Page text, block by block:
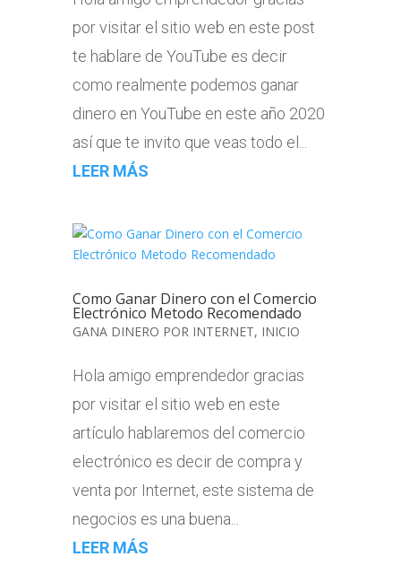
por visitar el sitio web en este post
te hablare de YouTube es decir
como realmente podemos ganar
dinero en YouTube en este año 2020
así que te invito que veas todo el...
LEER MÁS
Como Ganar Dinero con el Comercio
Electrónico Metodo Recomendado
GANA DINERO POR INTERNET, INICIO
Hola amigo emprendedor gracias
por visitar el sitio web en este
artículo hablaremos del comercio
electrónico es decir de compra y
venta por Internet, este sistema de
negocios es una buena...
LEER MÁS